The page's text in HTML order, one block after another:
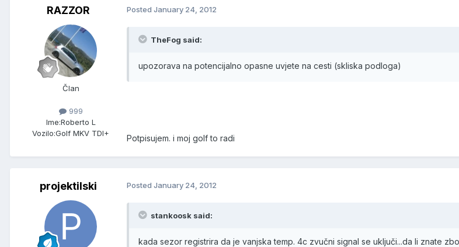
RAZZOR
Član
999
Ime:Roberto L
Vozilo:Golf MKV TDI+
Posted January 24, 2012
TheFog said:
upozorava na potencijalno opasne uvjete na cesti (skliska podloga)
Potpisujem. i moj golf to radi
projektilski Posted January 24, 2012
stankoosk said:
kada sezor registrira da je vanjska temp. 4c zvučni signal se uključi...da li znate